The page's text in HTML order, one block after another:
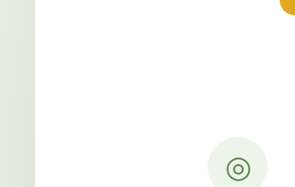
◎